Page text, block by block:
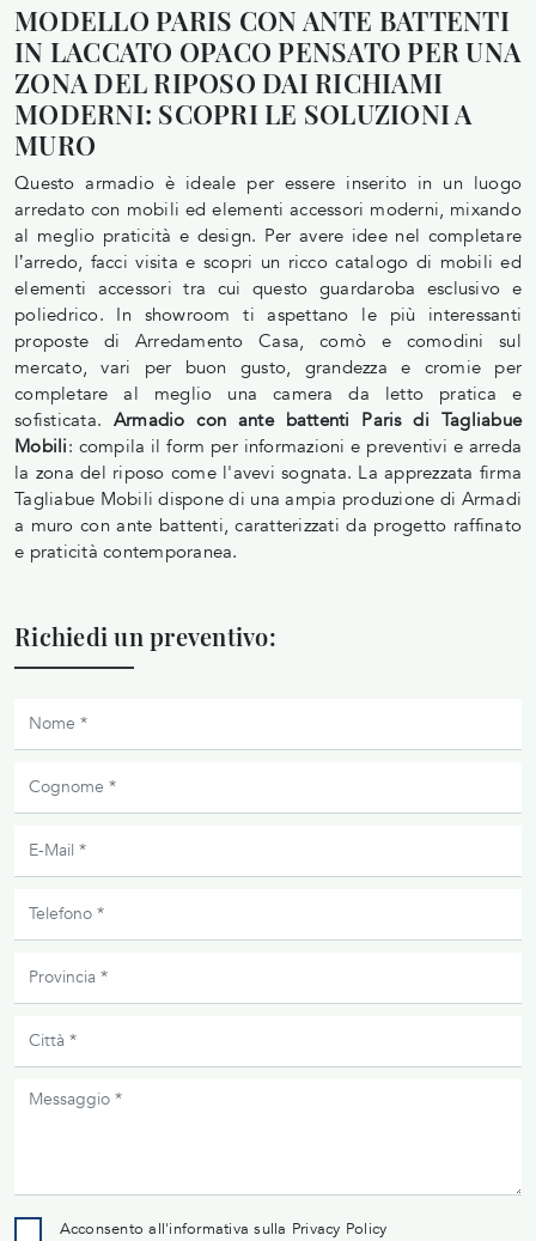
MODELLO PARIS CON ANTE BATTENTI
IN LACCATO OPACO PENSATO PER UNA
ZONA DEL RIPOSO DAI RICHIAMI
MODERNI: SCOPRI LE SOLUZIONI A
MURO
Questo armadio è ideale per essere inserito in un luogo
arredato con mobili ed elementi accessori moderni, mixando
al meglio praticità e design. Per avere idee nel completare
l’arredo, facci visita e scopri un ricco catalogo di mobili ed
elementi accessori tra cui questo guardaroba esclusivo e
poliedrico. In showroom ti aspettano le più interessanti
proposte di Arredamento Casa, comò e comodini sul
mercato, vari per buon gusto, grandezza e cromie per
completare al meglio una camera da letto pratica e
sofisticata. Armadio con ante battenti Paris di Tagliabue
Mobili: compila il form per informazioni e preventivi e arreda
la zona del riposo come l'avevi sognata. La apprezzata firma
Tagliabue Mobili dispone di una ampia produzione di Armadi
a muro con ante battenti, caratterizzati da progetto raffinato
e praticità contemporanea.
Richiedi un preventivo:
Acconsento all'informativa sulla Privacy Policy